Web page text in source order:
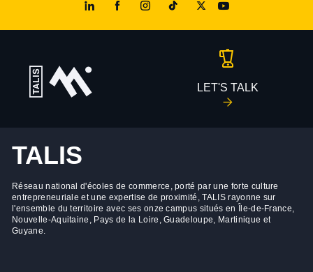
LET'S TALK
TALIS
Réseau national d'écoles de commerce, porté par une forte culture
entrepreneuriale et une expertise de proximité, TALIS rayonne sur
l'ensemble du territoire avec ses onze campus situés en Île-de-France,
Nouvelle-Aquitaine, Pays de la Loire, Guadeloupe, Martinique et
Guyane.